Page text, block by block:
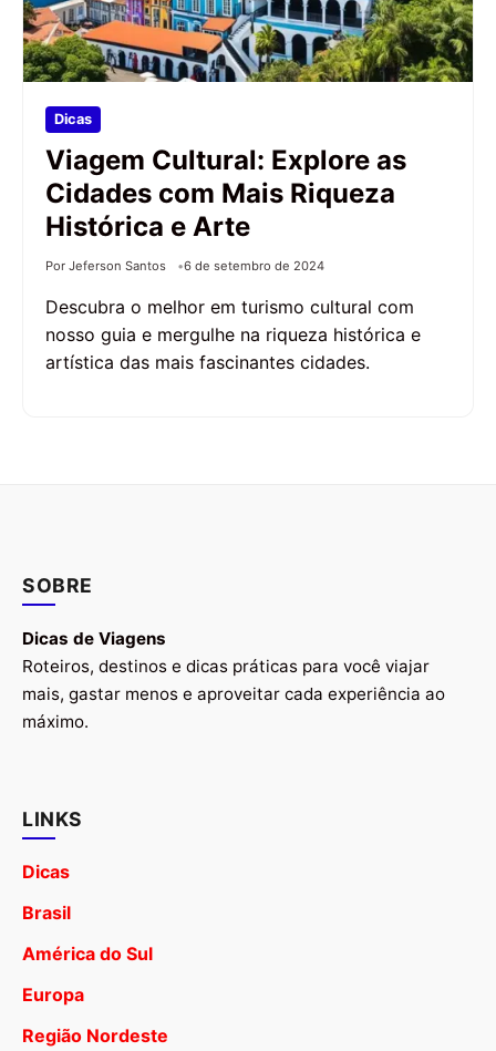
Dicas
Viagem Cultural: Explore as
Cidades com Mais Riqueza
Histórica e Arte
Por Jeferson Santos 6 de setembro de 2024
Descubra o melhor em turismo cultural com
nosso guia e mergulhe na riqueza histórica e
artística das mais fascinantes cidades.
SOBRE
Dicas de Viagens
Roteiros, destinos e dicas práticas para você viajar
mais, gastar menos e aproveitar cada experiência ao
máximo.
LINKS
Dicas
Brasil
América do Sul
Europa
Região Nordeste